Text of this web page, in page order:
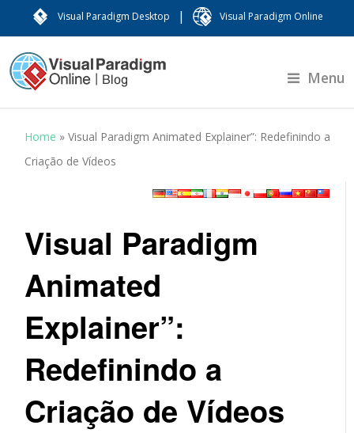
Visual Paradigm Desktop | Visual Paradigm Online
Menu
Home »Visual Paradigm Animated Explainer”: Redefinindo a
Criação de Vídeos
Visual Paradigm
Animated
Explainer”:
Redefinindo a
Criação de Vídeos